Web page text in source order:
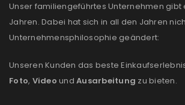
Unser familiengeführtes Unternehmen gibt
Jahren. Dabei hat sich in all den Jahren
Unternehmensphilosophie geändert:
Unseren Kunden das beste
Foto, Video und Ausarbeitung zu bieten.